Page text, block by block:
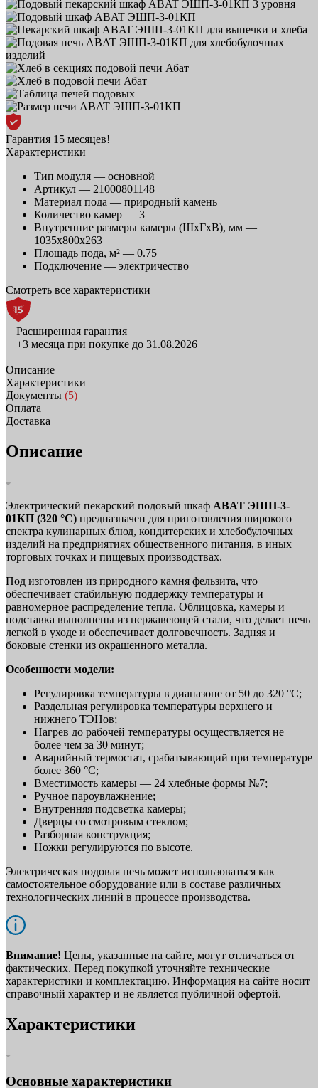
Гарантия 15 месяцев!
Характеристики
Тип модуля — основной
Артикул — 21000801148
Материал пода — природный камень
Количество камер — 3
Внутренние размеры камеры (ШхГхВ), мм —
1035х800х263
Площадь пода, м² — 0.75
Подключение — электричество
Смотреть все характеристики
Расширенная гарантия
+3 месяца при покупке до 31.08.2026
Описание
Характеристики
Документы (5)
Оплата
Доставка
Описание
Электрический пекарский подовый шкаф ABAT ЭШП-3-
01КП (320 °С) предназначен для приготовления широкого
спектра кулинарных блюд, кондитерских и хлебобулочных
изделий на предприятиях общественного питания, в иных
торговых точках и пищевых производствах.
Под изготовлен из природного камня фельзита, что
обеспечивает стабильную поддержку температуры и
равномерное распределение тепла. Облицовка, камеры и
подставка выполнены из нержавеющей стали, что делает печь
легкой в уходе и обеспечивает долговечность. Задняя и
боковые стенки из окрашенного металла.
Особенности модели:
Регулировка температуры в диапазоне от 50 до 320 °С;
Раздельная регулировка температуры верхнего и
нижнего ТЭНов;
Нагрев до рабочей температуры осуществляется не
более чем за 30 минут;
Аварийный термостат, срабатывающий при температуре
более 360 °С;
Вместимость камеры — 24 хлебные формы №7;
Ручное пароувлажнение;
Внутренняя подсветка камеры;
Дверцы со смотровым стеклом;
Разборная конструкция;
Ножки регулируются по высоте.
Электрическая подовая печь может использоваться как
самостоятельное оборудование или в составе различных
технологических линий в процессе производства.
Внимание! Цены, указанные на сайте, могут отличаться от
фактических. Перед покупкой уточняйте технические
характеристики и комплектацию. Информация на сайте носит
справочный характер и не является публичной офертой.
Характеристики
Основные характеристики